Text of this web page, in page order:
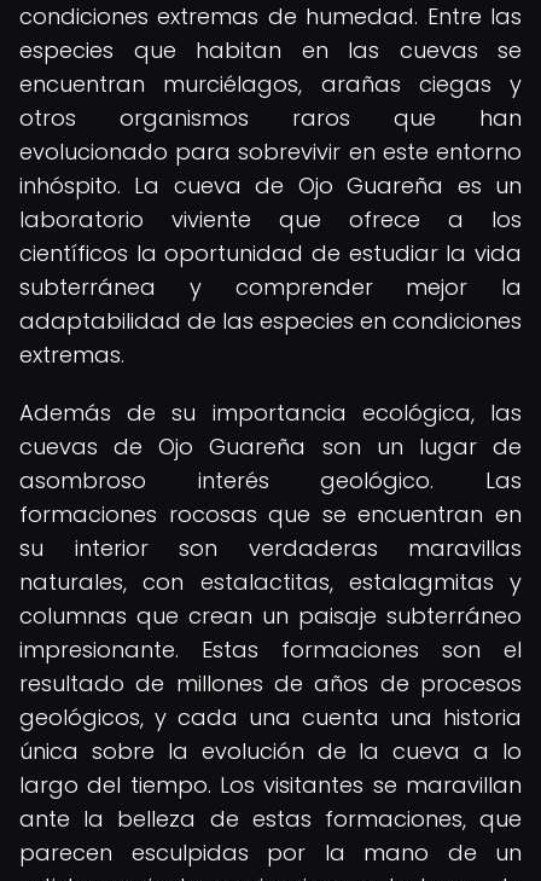
condiciones extremas de humedad. Entre las
especies que habitan en las cuevas se
encuentran murciélagos, arañas ciegas y
otros organismos raros que han
evolucionado para sobrevivir en este entorno
inhóspito. La cueva de Ojo Guareña es un
laboratorio viviente que ofrece a los
científicos la oportunidad de estudiar la vida
subterránea y comprender mejor la
adaptabilidad de las especies en condiciones
extremas.
Además de su importancia ecológica, las
cuevas de Ojo Guareña son un lugar de
asombroso interés geológico. Las
formaciones rocosas que se encuentran en
su interior son verdaderas maravillas
naturales, con estalactitas, estalagmitas y
columnas que crean un paisaje subterráneo
impresionante. Estas formaciones son el
resultado de millones de años de procesos
geológicos, y cada una cuenta una historia
única sobre la evolución de la cueva a lo
largo del tiempo. Los visitantes se maravillan
ante la belleza de estas formaciones, que
parecen esculpidas por la mano de un